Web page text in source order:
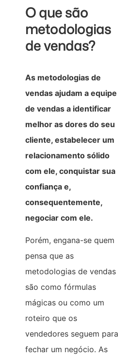
O que são
metodologias
de vendas?
As metodologias de
vendas ajudam a equipe
de vendas a identificar
melhor as dores do seu
cliente, estabelecer um
relacionamento sólido
com ele, conquistar sua
confiança e,
consequentemente,
negociar com ele.
Porém, engana-se quem
pensa que as
metodologias de vendas
são como fórmulas
mágicas ou como um
roteiro que os
vendedores seguem para
fechar um negócio. As